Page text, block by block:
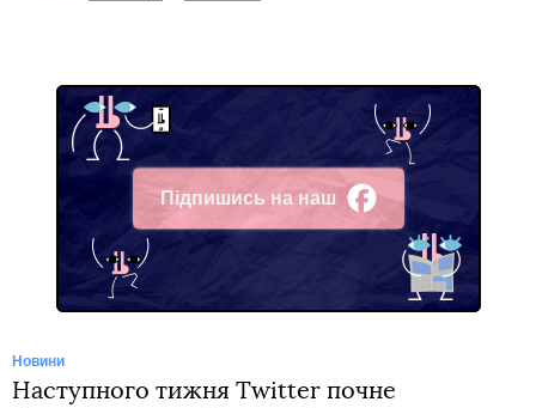
Підпишись на наш
Facebook
Новини
Наступного тижня Twitter почне